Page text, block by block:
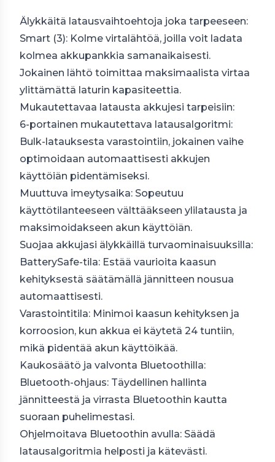
Älykkäitä latausvaihtoehtoja joka tarpeeseen:
Smart (3): Kolme virtalähtöä, joilla voit ladata
kolmea akkupankkia samanaikaisesti.
Jokainen lähtö toimittaa maksimaalista virtaa
ylittämättä laturin kapasiteettia.
Mukautettavaa latausta akkujesi tarpeisiin:
6-portainen mukautettava latausalgoritmi:
Bulk-latauksesta varastointiin, jokainen vaihe
optimoidaan automaattisesti akkujen
käyttöiän pidentämiseksi.
Muuttuva imeytysaika: Sopeutuu
käyttötilanteeseen välttääkseen ylilatausta ja
maksimoidakseen akun käyttöiän.
Suojaa akkujasi älykkäillä turvaominaisuuksilla:
BatterySafe-tila: Estää vaurioita kaasun
kehityksestä säätämällä jännitteen nousua
automaattisesti.
Varastointitila: Minimoi kaasun kehityksen ja
korroosion, kun akkua ei käytetä 24 tuntiin,
mikä pidentää akun käyttöikää.
Kaukosäätö ja valvonta Bluetoothilla:
Bluetooth-ohjaus: Täydellinen hallinta
jännitteestä ja virrasta Bluetoothin kautta
suoraan puhelimestasi.
Ohjelmoitava Bluetoothin avulla: Säädä
latausalgoritmia helposti ja kätevästi.